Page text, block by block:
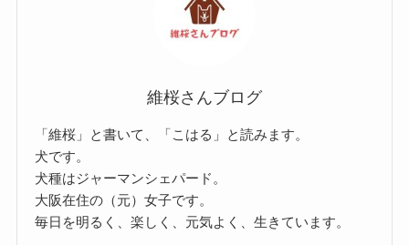
維桜さんブログ
「維桜」と書いて、「こはる」と読みます。
犬です。
犬種はジャーマンシェパード。
大阪在住の（元）女子です。
毎日を明るく、楽しく、元気よく、生きています。